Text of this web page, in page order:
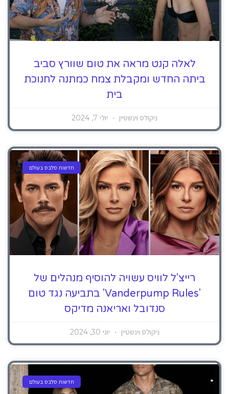
לאלה קנט מראה את טום שוורץ סביב
ביתה החדש ומקבלת צמח כמתנה לחנוכת
בית
ניקולס וינשטיין יולי 7, 2024
חדשות סלבס בעולם
רייצ'ל לוויס עשויה להוסיף מנהלים של
'Vanderpump Rules' בתביעה נגד טום
סנדובל ואריאנה מדיקס
ניקולס וינשטיין יוני 30, 2024
חדשות סלבס בעולם